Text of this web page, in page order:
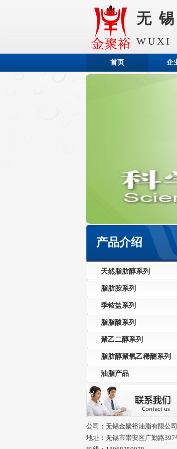
无
WUXI
首页 企
产品介绍
天然脂肪醇系列
脂肪胺系列
季铵盐系列
脂脂酸系列
聚乙二醇系列
脂肪醇聚氧乙稀醚系列
油脂产品
公司：无锡金聚裕油脂有限公司
地址：无锡市崇安区广勤路397